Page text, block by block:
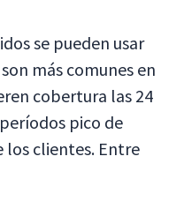
se pueden usar
más comunes en
cobertura las 24
pico de
clientes. Entre